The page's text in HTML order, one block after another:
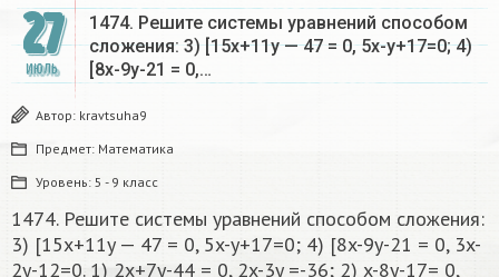
27
ИЮЛЬ
1474. Решите системы уравнений способом
сложения: 3) [15x+11y — 47 = 0, 5x-y+17=0; 4)
[8x-9y-21 = 0,…
Автор: kravtsuha9
Предмет: Математика
Уровень: 5 - 9 класс
1474. Решите системы уравнений способом сложения:
3) [15x+11y — 47 = 0, 5x-y+17=0; 4) [8x-9y-21 = 0, 3x-
2y-12=0. 1) 2x+7y-44 = 0, 2x-3y =-36; 2) x-8y-17= 0,